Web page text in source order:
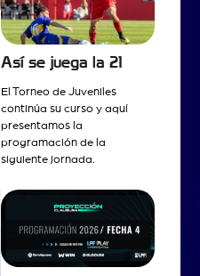
Así se juega la 21
El Torneo de Juveniles
continúa su curso y aquí
presentamos la
programación de la
siguiente jornada.